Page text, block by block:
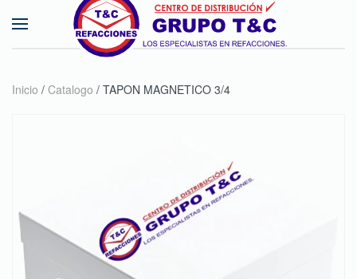
Skip to main content
Inicio / Catalogo / TAPON MAGNETICO 3/4